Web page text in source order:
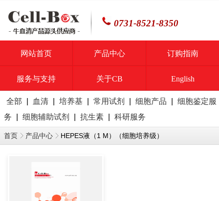
0731-8521-8350
网站首页 产品中心 订购指南
服务与支持 关于CB English
全部 血清 培养基 常用试剂 细胞产品
细胞鉴定服
务
细胞辅助试剂 抗生素 科研服务
首页 产品中心 HEPES液（1 M）（细胞培养级）